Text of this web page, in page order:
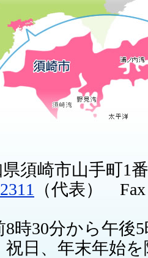
県須崎市山手町1
（代表） Fax
8時30分から午後
祝日、年末年始